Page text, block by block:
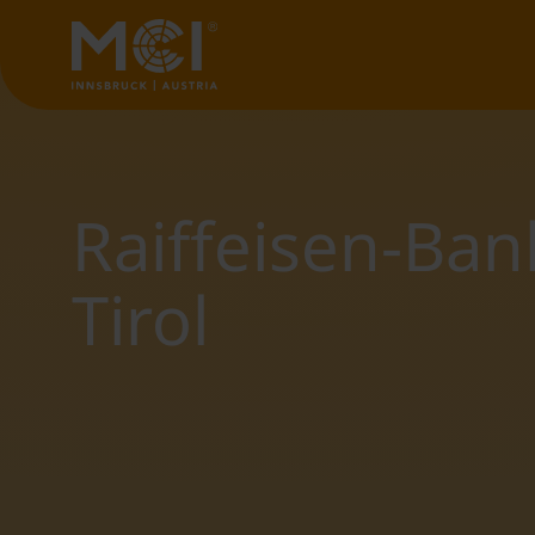
Raiffeisen-
Tirol